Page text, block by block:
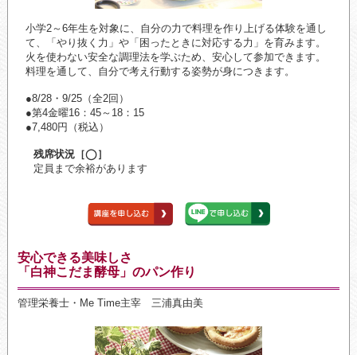
小学2～6年生を対象に、自分の力で料理を作り上げる体験を通し
て、「やり抜く力」や「困ったときに対応する力」を育みます。
火を使わない安全な調理法を学ぶため、安心して参加できます。
料理を通して、自分で考え行動する姿勢が身につきます。
●8/28・9/25（全2回）
●第4金曜16：45～18：15
●7,480円（税込）
残席状況［◯］
定員まで余裕があります
安心できる美味しさ
「白神こだま酵母」のパン作り
管理栄養士・Me Time主宰 三浦真由美